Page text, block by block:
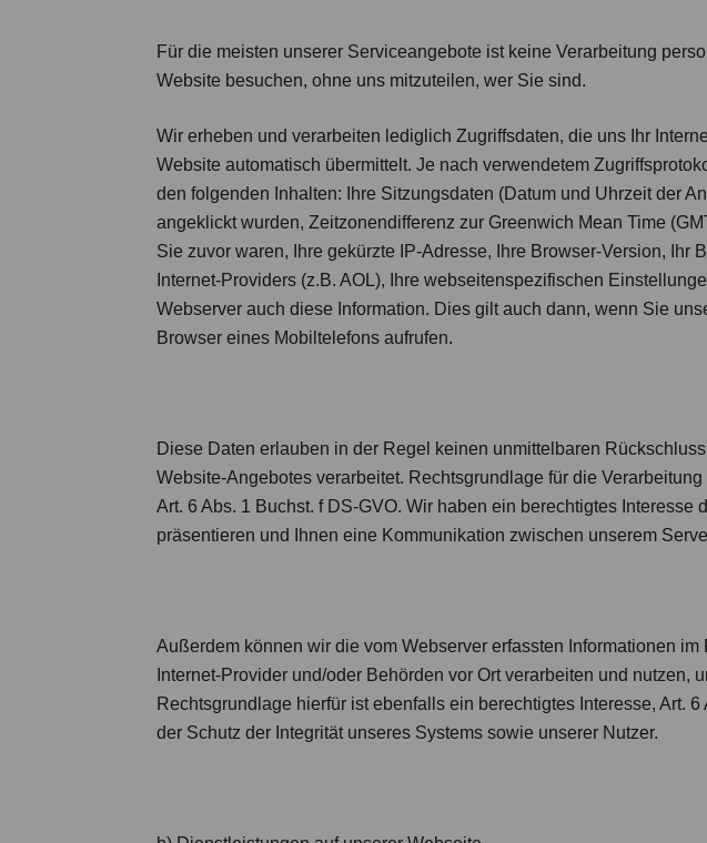
Für die meisten unserer Serviceangebote ist keine Verarbeitung
Website besuchen, ohne uns mitzuteilen, wer Sie sind.
Wir erheben und verarbeiten lediglich Zugriffsdaten, die uns Ihr
Website automatisch übermittelt. Je nach verwendetem
den folgenden Inhalten: Ihre Sitzungsdaten (Datum und Uhrzeit der
angeklickt wurden, Zeitzonendifferenz zur Greenwich Mean Time
Sie zuvor waren, Ihre gekürzte IP-Adresse, Ihre Browser-Version, Ihr
Internet-Providers (z.B. AOL), Ihre webseitenspezifischen
Webserver auch diese Information. Dies gilt auch dann, wenn Sie
Browser eines Mobiltelefons aufrufen.
Diese Daten erlauben in der Regel keinen unmittelbaren
Website-Angebotes verarbeitet. Rechtsgrundlage für die
Art. 6 Abs. 1 Buchst. f DS-GVO. Wir haben ein berechtigtes Interesse
präsentieren und Ihnen eine Kommunikation zwischen unserem
Außerdem können wir die vom Webserver erfassten Informationen
Internet-Provider und/oder Behörden vor Ort verarbeiten und nutzen,
Rechtsgrundlage hierfür ist ebenfalls ein berechtigtes Interesse, Art.
der Schutz der Integrität unseres Systems sowie unserer Nutzer.